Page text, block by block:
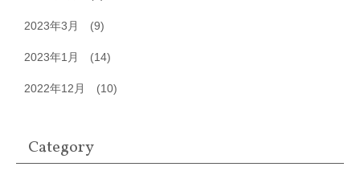
2023年3月 (9)
2023年1月 (14)
2022年12月 (10)
Category